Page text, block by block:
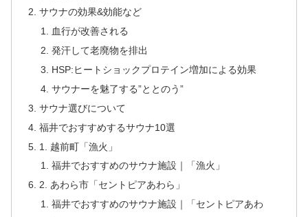
サウナの効果&効能など
血行が改善される
発汗して老廃物を排出
HSP:ヒートショックプロテイン増加による効果
サウナーを魅了する”ととのう”
サウナ選びについて
福井でおすすめするサウナ10選
1. 越前町「漁火」
福井でおすすめのサウナ施設｜「漁火」
2. あわら市「セントピアあわら」
福井でおすすめのサウナ施設｜「セントピアあわ